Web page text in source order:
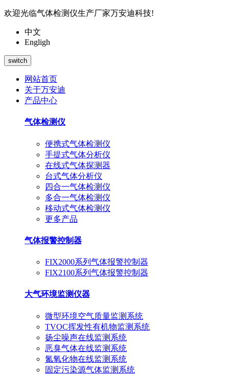
欢迎光临气体检测仪生产厂家万安迪科技!
中文
Engligh
switch
网站首页
关于万安迪
产品中心
气体检测仪
便携式气体检测仪
手提式气体分析仪
在线式气体探测器
台式气体分析仪
四合一气体检测仪
多合一气体检测仪
移动式气体检测仪
更多产品
气体报警控制器
FIX2000系列气体报警控制器
FIX2100系列气体报警控制器
大气环境监测仪器
微型环境空气质量监测系统
TVOC挥发性有机物监测系统
扬尘噪声在线监测系统
恶臭气体在线监测系统
氮氧化物在线监测系统
固定污染源气体监测系统